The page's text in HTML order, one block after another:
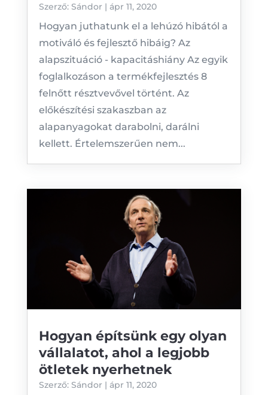
Szerző: Sándor | ápr 11, 2020
Hogyan juthatunk el a lehúzó hibától a
motiváló és fejlesztő hibáig? Az
alapszituáció - kapacitáshiány Az egyik
foglalkozáson a termékfejlesztés 8
felnőtt résztvevővel történt. Az
előkészítési szakaszban az
alapanyagokat darabolni, darálni
kellett. Értelemszerűen nem...
Hogyan építsünk egy olyan
vállalatot, ahol a legjobb
ötletek nyerhetnek
Szerző: Sándor | ápr 11, 2020